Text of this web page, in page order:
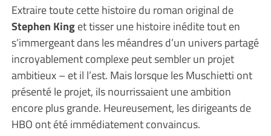
Extraire toute cette histoire du roman original de
Stephen Kinget tisser une histoire inédite tout en
s’immergeant dans les méandres d’un univers partagé
incroyablement complexe peut sembler un projet
ambitieux – et il l’est. Mais lorsque les Muschietti ont
présenté le projet, ils nourrissaient une ambition
encore plus grande. Heureusement, les dirigeants de
HBO ont été immédiatement convaincus.